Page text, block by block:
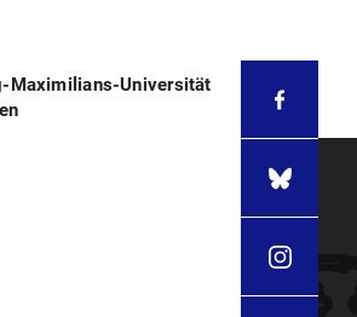
Maximilians-Universität